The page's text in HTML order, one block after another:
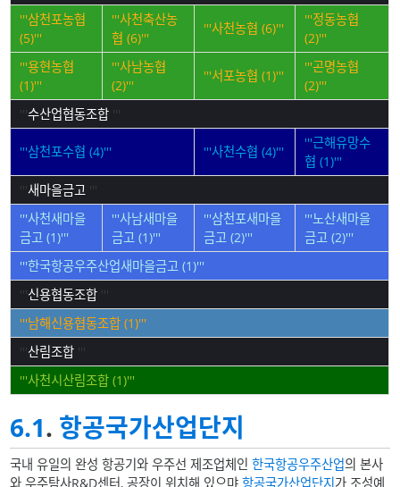
'''삼천포농협
(5)'''
'''사천축산농
협 (6)'''
'''사천농협 (6)'''
'''정동농협
(2)'''
'''용현농협
(1)'''
'''사남농협
(2)'''
'''서포농협 (1)'''
'''곤명농협
(2)'''
'''수산업협동조합 '''
'''삼천포수협 (4)''' '''사천수협 (4)'''
'''근해유망수
협 (1)'''
'''새마을금고 '''
'''사천새마을
금고 (1)'''
'''사남새마을
금고 (1)'''
'''삼천포새마을
금고 (2)'''
'''노산새마을
금고 (2)'''
'''한국항공우주산업새마을금고 (1)'''
'''신용협동조합 '''
'''남해신용협동조합 (1)'''
'''산림조합 '''
'''사천시산림조합 (1)'''
6.1. 항공국가산업단지
국내 유일의 완성 항공기와 우주선 제조업체인한국항공우주산업의 본사
와 우주탐사R&D센터, 공장이 위치해 있으먀항공국가산업단지가 조성예